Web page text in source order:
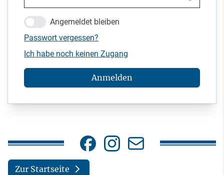
Angemeldet bleiben
Passwort vergessen?
Ich habe noch keinen Zugang
Anmelden
Zur Startseite